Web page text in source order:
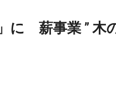
に 薪事業 ” 木